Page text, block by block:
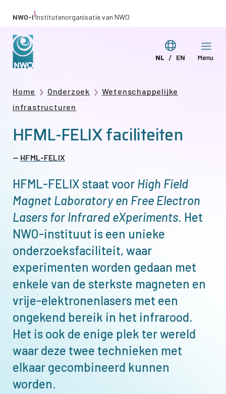
naar
gaan
NWO-I|Institutenorganisatie van NWO
Taal
NL
in
Nederlands
EN
in
Menu
Kruimelpad
Home Onderzoek
Wetenschappelijke
infrastructuren
HFML-FELIX faciliteiten
HFML-FELIX
HFML-FELIX staat voor High Field
Magnet Laboratory en Free Electron
Lasers for Infrared eXperiments. Het
NWO-instituut is een unieke
onderzoeksfaciliteit, waar
experimenten worden gedaan met
enkele van de sterkste magneten en
vrije-elektronenlasers met een
ongekend bereik in het infrarood.
Het is ook de enige plek ter wereld
waar deze twee technieken met
elkaar gecombineerd kunnen
worden.